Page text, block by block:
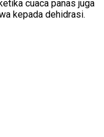
cuaca panas juga
kepada dehidrasi.